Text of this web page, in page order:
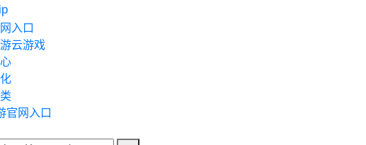
入口
云游戏
官网入口